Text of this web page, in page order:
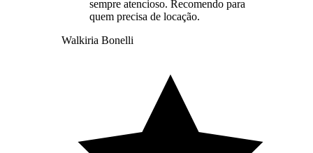
sempre atencioso. Recomendo para
quem precisa de locação.
Walkiria Bonelli